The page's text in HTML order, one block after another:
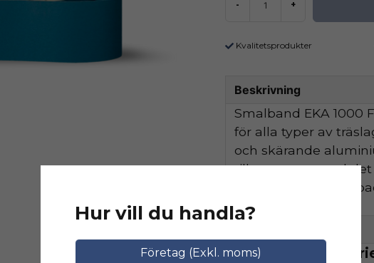
- +
Kvalitetsprodukter
Beskrivning
Smalband EKA 1000
för alla typer av
och skärande
tillsammans med
hög
Relaterade
Hur vill du handla?
Företag (Exkl. moms)